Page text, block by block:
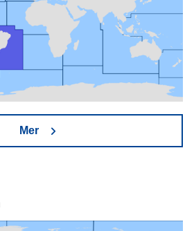
Mer